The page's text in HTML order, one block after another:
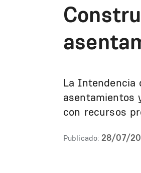
La Intendencia
asentamientos
con recursos
Publicado: 28/07/